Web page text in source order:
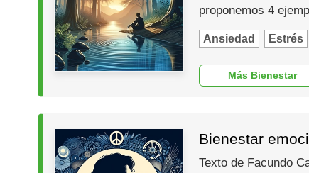
proponemos 4
Ansiedad Estrés
Más Bienestar
Bienestar
Texto de Facundo